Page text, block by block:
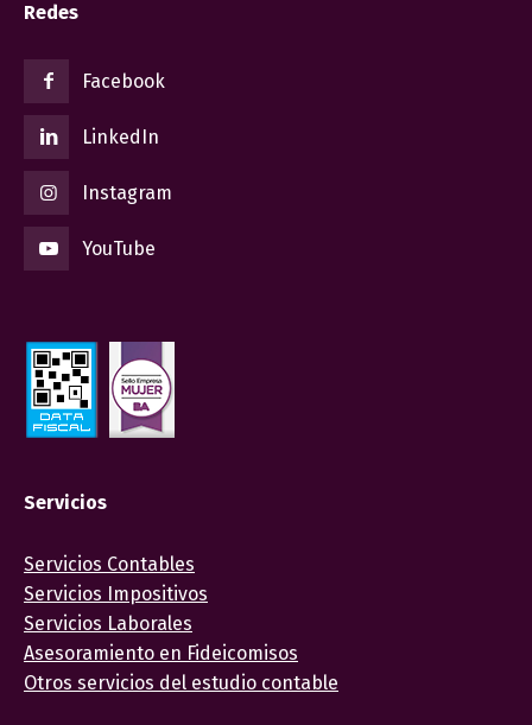
Redes
Facebook
LinkedIn
Instagram
YouTube
Servicios
Servicios Contables
Servicios Impositivos
Servicios Laborales
Asesoramiento en Fideicomisos
Otros servicios del estudio contable